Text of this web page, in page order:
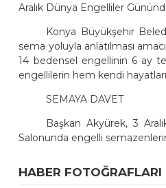
Aralık Dünya Engelliler
Konya Büyükşehir
sema yoluyla anlatılması
14 bedensel engellinin 6 ay
engellilerin hem kendi
SEMAYA DAVET
Başkan Akyürek, 3
Salonunda engelli
HABER FOTOĞRAFLARI